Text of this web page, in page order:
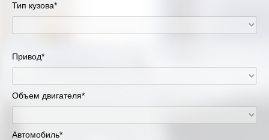
Тип кузова*
Привод*
Объем двигателя*
Автомобиль*